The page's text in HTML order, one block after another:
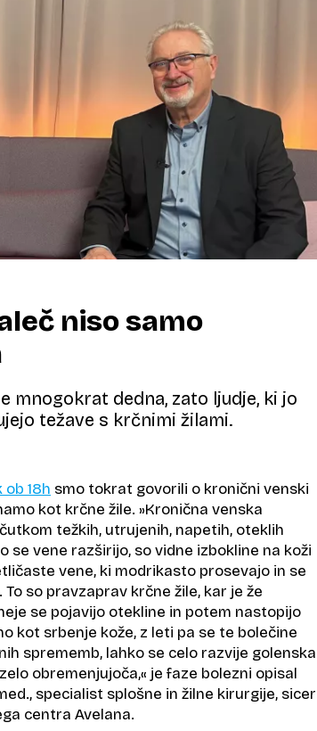
niso samo
mnogokrat dedna, zato ljudje, ki jo
težave s krčnimi žilami.
18h smo tokrat govorili o kronični venski
kot krčne žile. »Kronična venska
težkih, utrujenih, napetih, oteklih
se vene razširijo, so vidne izbokline na koži
vene, ki modrikasto prosevajo in se
so pravzaprav krčne žile, kar je že
se pojavijo otekline in potem nastopijo
kot srbenje kože, z leti pa se te bolečine
sprememb, lahko se celo razvije golenska
obremenjujoča,« je faze bolezni opisal
specialist splošne in žilne kirurgije, sicer
centra Avelana.